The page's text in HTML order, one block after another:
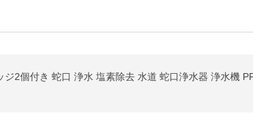
2個付き 蛇口 浄水 塩素除去 水道 蛇口浄水器 浄水機